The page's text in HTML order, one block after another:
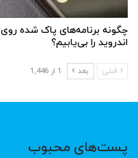
چگونه برنامه‌های پاک شده روی
اندروید را بی‌یابیم؟
قبلی بعد 1 از 1,446
پست‌های محبوب